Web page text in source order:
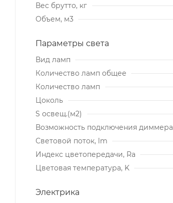
Вес брутто, кг
Объем, м3
Параметры света
Вид ламп
Количество ламп общее
Количество ламп
Цоколь
S освещ.(м2)
Возможность подключения диммера
Световой поток, lm
Индекс цветопередачи, Ra
Цветовая температура, K
Электрика